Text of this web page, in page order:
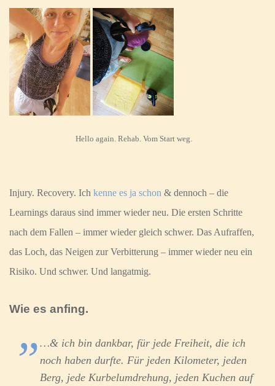
Hello again. Rehab. Vom Start weg.
Injury. Recovery. Ich kenne es ja schon & dennoch – die
Learnings daraus sind immer wieder neu. Die ersten Schritte
nach dem Fallen – immer wieder gleich schwer. Das Aufraffen,
das Loch, das Neigen zur Verbitterung – immer wieder neu ein
Risiko. Und schwer. Und langatmig.
Wie es anfing.
…& ich bin dankbar, für jede Freiheit, die ich
noch haben durfte. Für jeden Kilometer, jeden
Berg, jede Kurbelumdrehung, jeden Kuchen auf